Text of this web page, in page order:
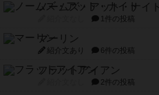
ノームズ・アット・ナイト
1件の投稿
マーリン
紹介文あり 6件の投稿
フラットアイアン
2件の投稿